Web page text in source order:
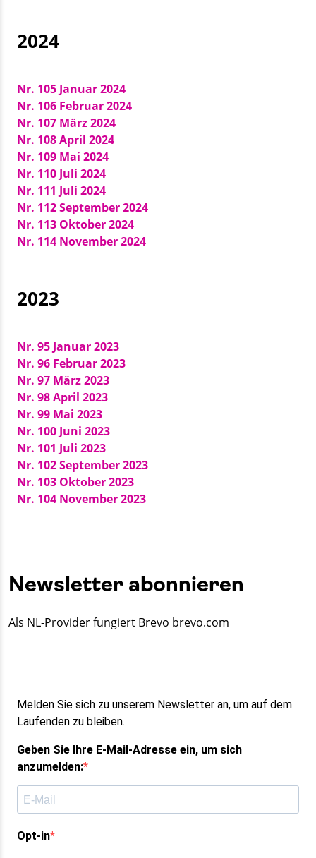
2024
Nr. 105 Januar 2024
Nr. 106 Februar 2024
Nr. 107 März 2024
Nr. 108 April 2024
Nr. 109 Mai 2024
Nr. 110 Juli 2024
Nr. 111 Juli 2024
Nr. 112 September 2024
Nr. 113 Oktober 2024
Nr. 114 November 2024
2023
Nr. 95 Januar 2023
Nr. 96 Februar 2023
Nr. 97 März 2023
Nr. 98 April 2023
Nr. 99 Mai 2023
Nr. 100 Juni 2023
Nr. 101 Juli 2023
Nr. 102 September 2023
Nr. 103 Oktober 2023
Nr. 104 November 2023
Newsletter abonnieren
Als NL-Provider fungiert Brevo brevo.com
Melden Sie sich zu unserem Newsletter an, um auf dem
Laufenden zu bleiben.
Geben Sie Ihre E-Mail-Adresse ein, um sich
anzumelden:
Opt-in